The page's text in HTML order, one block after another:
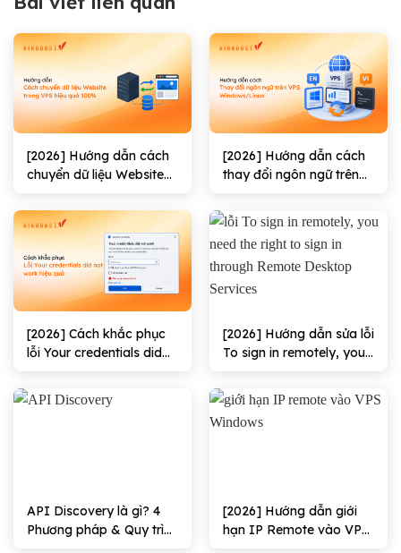
[2026] Hướng dẫn cách
chuyển dữ liệu Website
100%
[2026] Hướng dẫn cách
thay đổi ngôn ngữ trên
[2026] Cách khắc phục
lỗi Your credentials did
[2026] Hướng dẫn sửa lỗi
To sign in remotely, you
through Remote
Desktop Services hiệu
quả
API Discovery là gì? 4
Phương pháp & Quy trình
[2026] Hướng dẫn giới
hạn IP Remote vào VPS